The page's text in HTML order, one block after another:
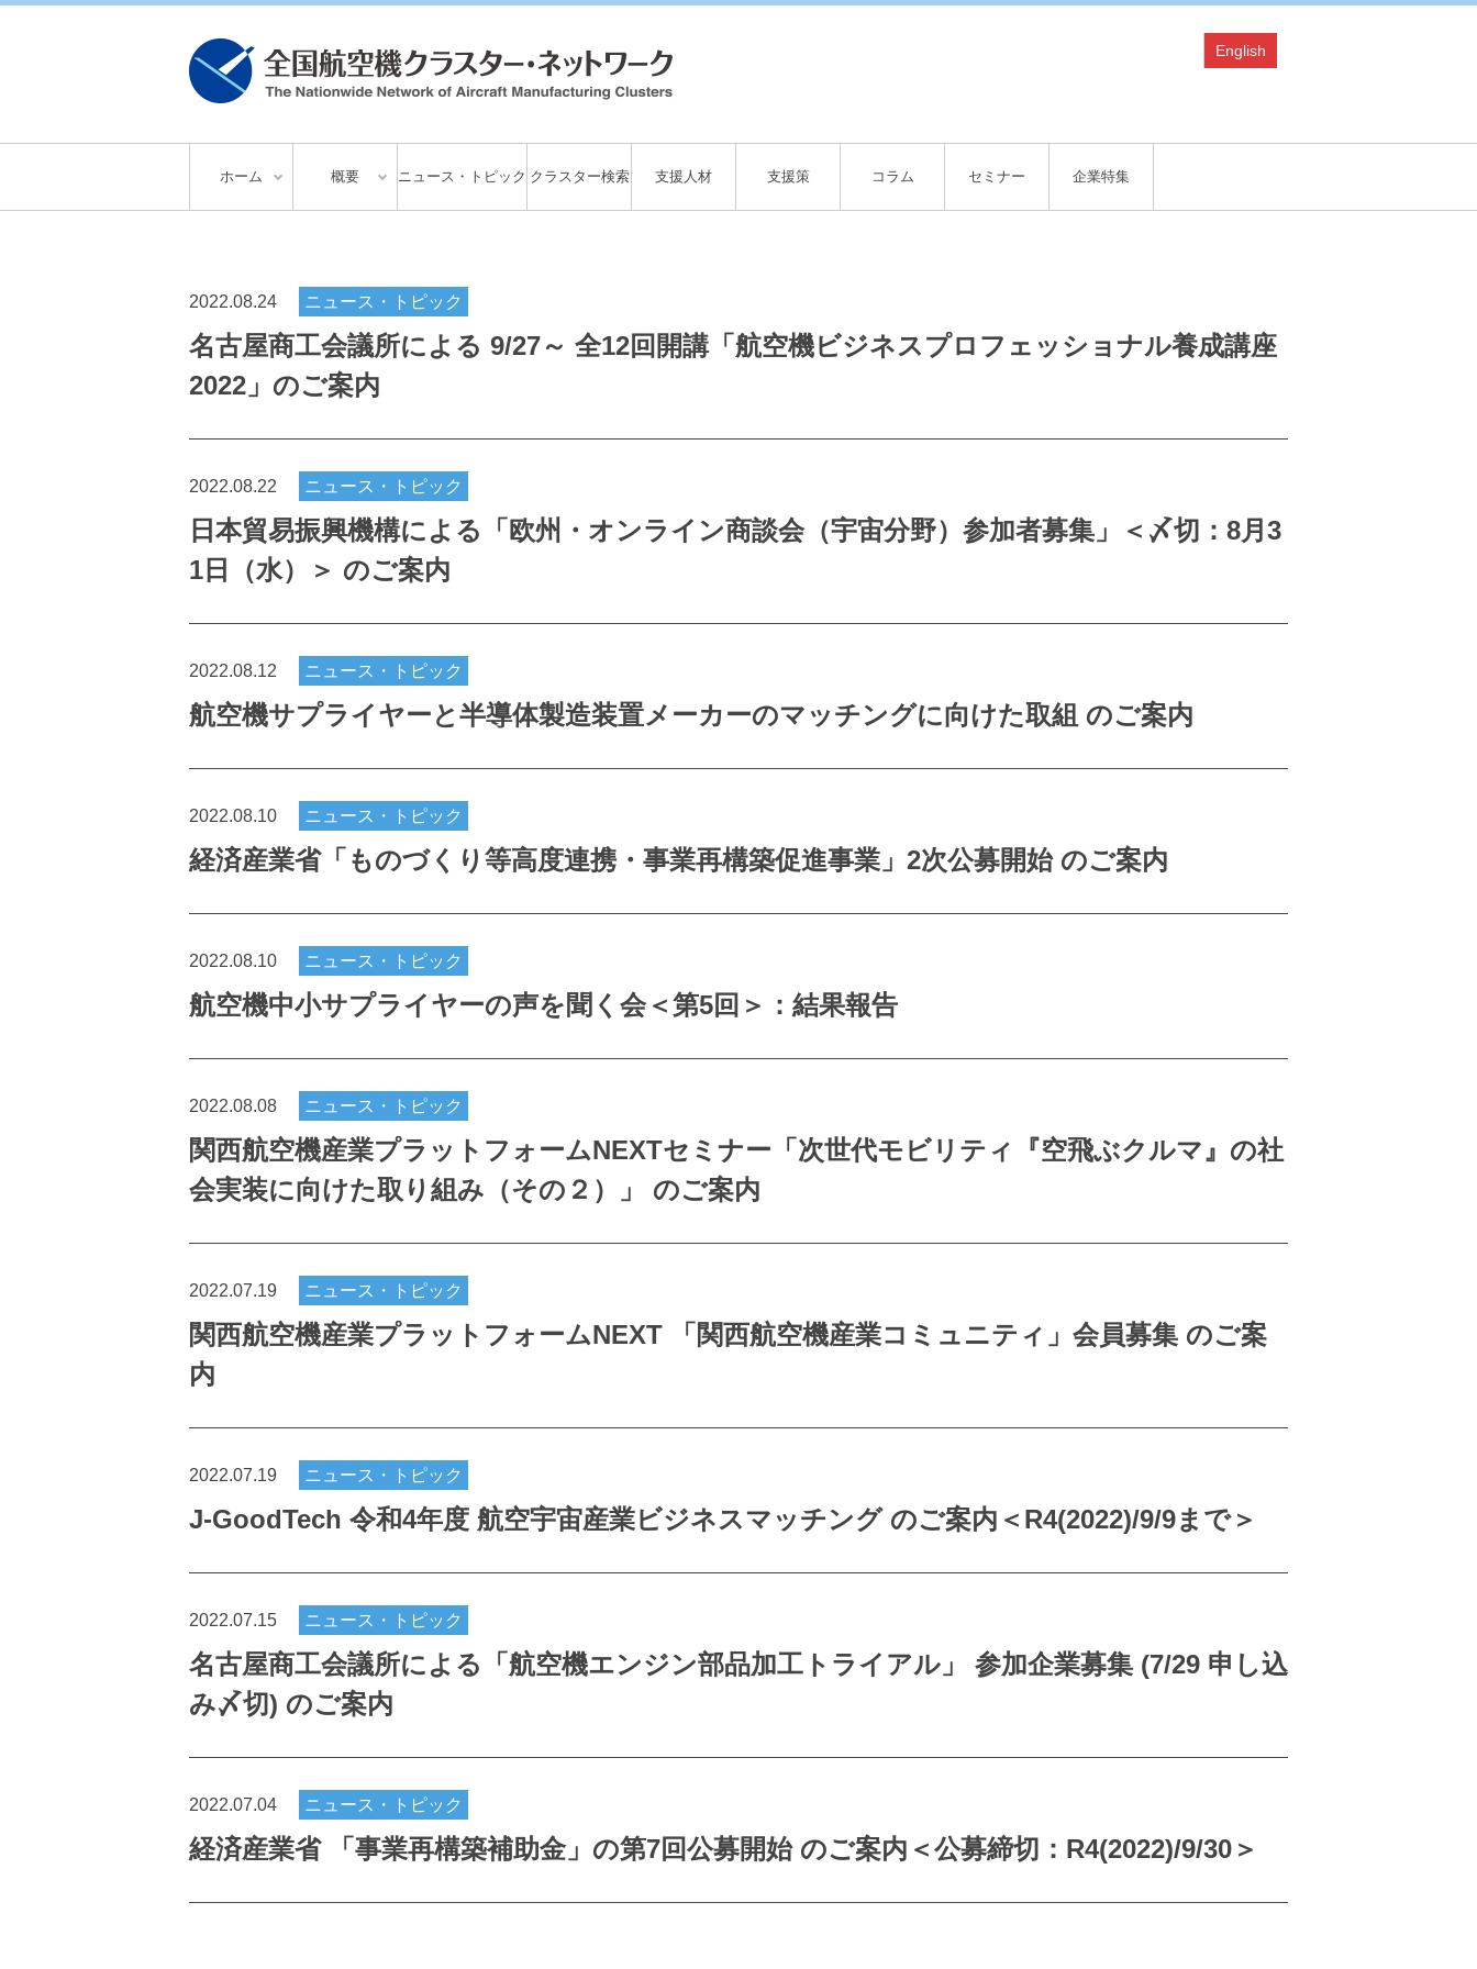
English
ホーム 概要 ニュース・トピック クラスター検索 支援人材 支援策 コラム セミナー 企業特集
2022.08.24 ニュース・トピック
名古屋商工会議所による 9/27～ 全12回開講「航空機ビジネスプロフェッショナル養成講座
2022」のご案内
2022.08.22 ニュース・トピック
日本貿易振興機構による「欧州・オンライン商談会（宇宙分野）参加者募集」＜〆切：8月3
1日（水）＞ のご案内
2022.08.12 ニュース・トピック
航空機サプライヤーと半導体製造装置メーカーのマッチングに向けた取組 のご案内
2022.08.10 ニュース・トピック
経済産業省「ものづくり等高度連携・事業再構築促進事業」2次公募開始 のご案内
2022.08.10 ニュース・トピック
航空機中小サプライヤーの声を聞く会＜第5回＞：結果報告
2022.08.08 ニュース・トピック
関西航空機産業プラットフォームNEXTセミナー「次世代モビリティ『空飛ぶクルマ』の社
会実装に向けた取り組み（その２）」 のご案内
2022.07.19 ニュース・トピック
関西航空機産業プラットフォームNEXT 「関西航空機産業コミュニティ」会員募集 のご案
内
2022.07.19 ニュース・トピック
J-GoodTech 令和4年度 航空宇宙産業ビジネスマッチング のご案内＜R4(2022)/9/9まで＞
2022.07.15 ニュース・トピック
名古屋商工会議所による「航空機エンジン部品加工トライアル」 参加企業募集 (7/29 申し込
み〆切) のご案内
2022.07.04 ニュース・トピック
経済産業省 「事業再構築補助金」の第7回公募開始 のご案内＜公募締切：R4(2022)/9/30＞